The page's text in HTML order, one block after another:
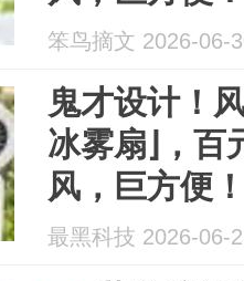
笨鸟摘文 2026-06-
鬼才设计！
冰雾扇⌋，百
风，巨方便
最黑科技 2026-06-